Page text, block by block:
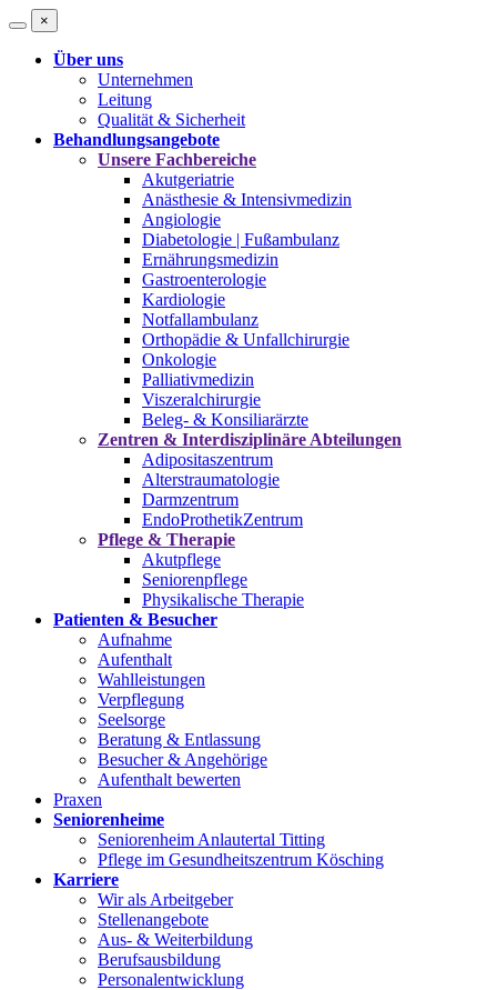
×
Über uns
Unternehmen
Leitung
Qualität & Sicherheit
Behandlungsangebote
Unsere Fachbereiche
Akutgeriatrie
Anästhesie & Intensivmedizin
Angiologie
Diabetologie | Fußambulanz
Ernährungsmedizin
Gastroenterologie
Kardiologie
Notfallambulanz
Orthopädie & Unfallchirurgie
Onkologie
Palliativmedizin
Viszeralchirurgie
Beleg- & Konsiliarärzte
Zentren & Interdisziplinäre Abteilungen
Adipositaszentrum
Alterstraumatologie
Darmzentrum
EndoProthetikZentrum
Pflege & Therapie
Akutpflege
Seniorenpflege
Physikalische Therapie
Patienten & Besucher
Aufnahme
Aufenthalt
Wahlleistungen
Verpflegung
Seelsorge
Beratung & Entlassung
Besucher & Angehörige
Aufenthalt bewerten
Praxen
Seniorenheime
Seniorenheim Anlautertal Titting
Pflege im Gesundheitszentrum Kösching
Karriere
Wir als Arbeitgeber
Stellenangebote
Aus- & Weiterbildung
Berufsausbildung
Personalentwicklung